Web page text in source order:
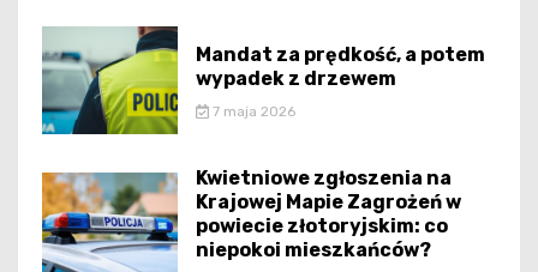
Mandat za prędkość, a potem
wypadek z drzewem
7 maja 2026
Kwietniowe zgłoszenia na
Krajowej Mapie Zagrożeń w
powiecie złotoryjskim: co
niepokoi mieszkańców?